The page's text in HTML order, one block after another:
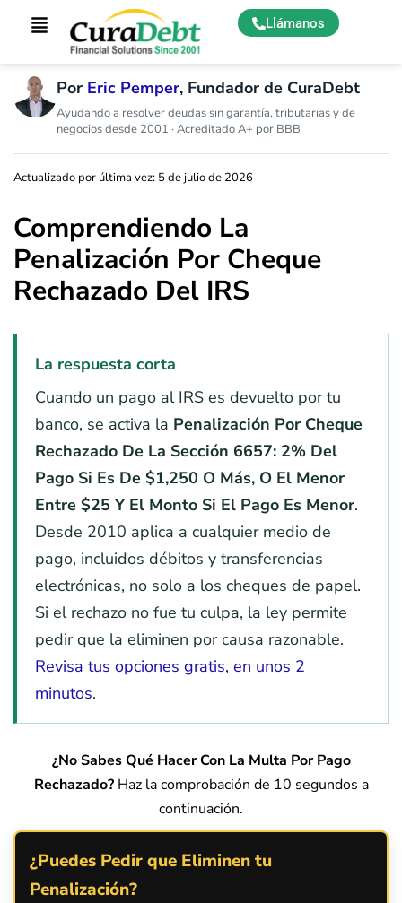
Llámanos
Por Eric Pemper, Fundador de CuraDebt
Ayudando a resolver deudas sin garantía, tributarias y de
negocios desde 2001 · Acreditado A+ por BBB
Actualizado por última vez: 5 de julio de 2026
Comprendiendo La
Penalización Por Cheque
Rechazado Del IRS
La respuesta corta
Cuando un pago al IRS es devuelto por tu
banco, se activa la Penalización Por Cheque
Rechazado De La Sección 6657: 2% Del
Pago Si Es De $1,250 O Más, O El Menor
Entre $25 Y El Monto Si El Pago Es Menor.
Desde 2010 aplica a cualquier medio de
pago, incluidos débitos y transferencias
electrónicas, no solo a los cheques de papel.
Si el rechazo no fue tu culpa, la ley permite
pedir que la eliminen por causa razonable.
Revisa tus opciones gratis, en unos 2
minutos.
¿No Sabes Qué Hacer Con La Multa Por Pago
Rechazado?Haz la comprobación de 10 segundos a
continuación.
¿Puedes Pedir que Eliminen tu
Penalización?